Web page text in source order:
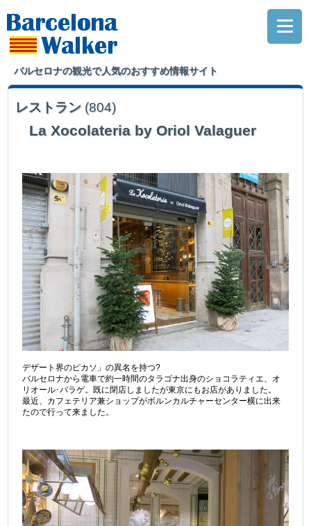
バルセロナの観光で人気のおすすめ情報サイト
レストラン (804)
La Xocolateria by Oriol Valaguer
デザート界のピカソ」の異名を持つ?
バルセロナから電車で約一時間のタラゴナ出身のショコラティエ、オ
リオール･バラゲ。既に閉店しましたが東京にもお店がありました。
最近、カフェテリア兼ショップがボルンカルチャーセンター横に出来
たので行って来ました。